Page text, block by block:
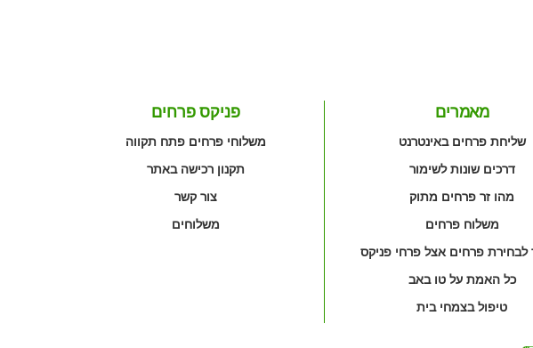
מאמרים
שליחת פרחים באינטרנט
דרכים שונות לשימור
מהו זר פרחים מתוק
משלוח פרחים
לבחירת פרחים אצל פרחי פניקס
כל האמת על טו באב
טיפול בצמחי בית
פניקס פרחים
משלוחי פרחים פתח תקווה
תקנון רכישה באתר
צור קשר
משלוחים